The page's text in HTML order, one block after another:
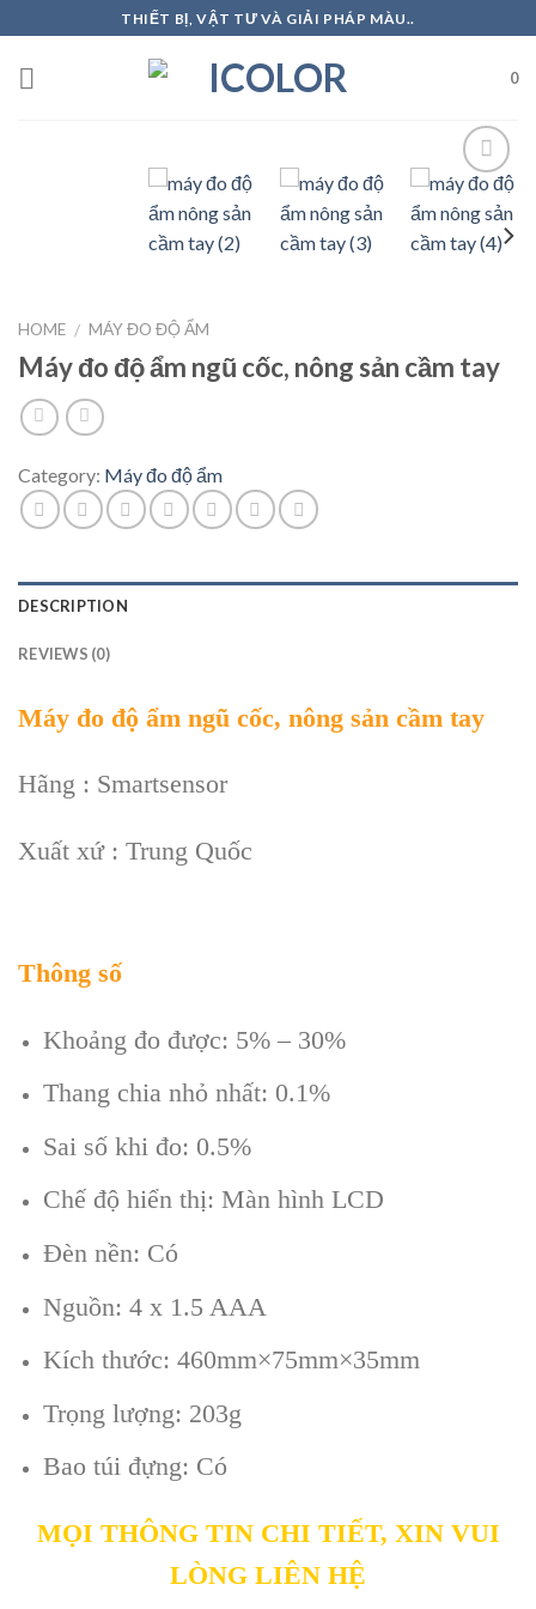
to
content
THIẾT BỊ, VẬT TƯ VÀ GIẢI PHÁP MÀU..
0
Add to
Wishlist
HOME / MÁY ĐO ĐỘ ẨM
Máy đo độ ẩm ngũ cốc, nông sản cầm tay
Category: Máy đo độ ẩm
DESCRIPTION
REVIEWS (0)
Máy đo độ ẩm ngũ cốc, nông sản cầm tay
Hãng : Smartsensor
Xuất xứ : Trung Quốc
Thông số
Khoảng đo được: 5% – 30%
Thang chia nhỏ nhất: 0.1%
Sai số khi đo: 0.5%
Chế độ hiển thị: Màn hình LCD
Đèn nền: Có
Nguồn: 4 x 1.5 AAA
Kích thước: 460mm×75mm×35mm
Trọng lượng: 203g
Bao túi đựng: Có
MỌI THÔNG TIN CHI TIẾT, XIN VUI
LÒNG LIÊN HỆ